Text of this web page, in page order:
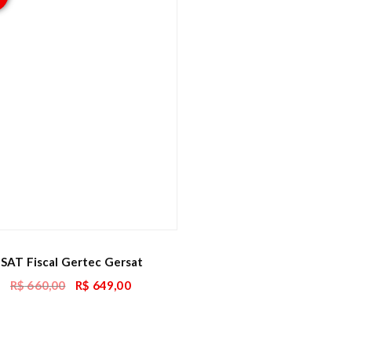
SAT Fiscal Gertec Gersat
R$660,00 R$ 649,00